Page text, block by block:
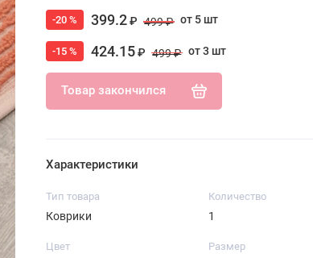
-20 % 399.2₽ 499 ₽ от 5 шт
-15 % 424.15₽ 499 ₽ от 3 шт
Товар закончился
Характеристики
Тип товара
Коврики
Количество
1
Цвет Размер